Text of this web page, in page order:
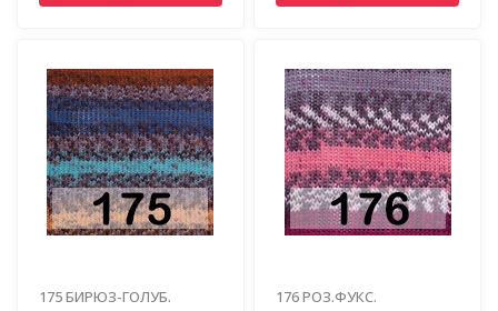
175 БИРЮЗ-ГОЛУБ.
176 РОЗ.ФУКС.